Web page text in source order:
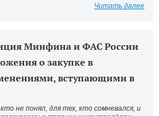
Читать далее
Минфина и ФАС России
о закупке в
вступающими в
не понял, для тех, кто сомневался, и